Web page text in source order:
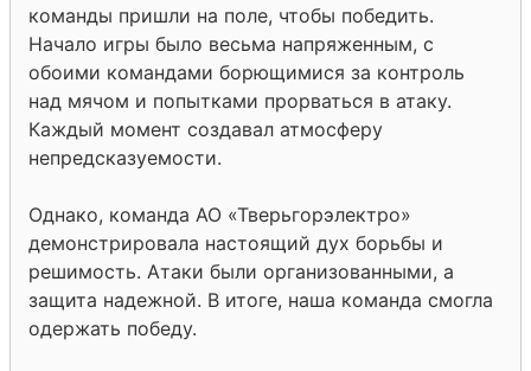
команды пришли на поле, чтобы победить.
Начало игры было весьма напряженным, с
обоими командами борющимися за контроль
над мячом и попытками прорваться в атаку.
Каждый момент создавал атмосферу
непредсказуемости.
Однако, команда АО «Тверьгорэлектро»
демонстрировала настоящий дух борьбы и
решимость. Атаки были организованными, а
защита надежной. В итоге, наша команда смогла
одержать победу.